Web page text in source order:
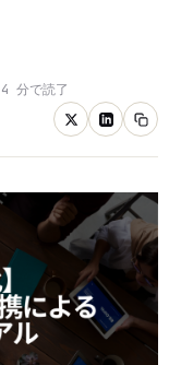
4 分で読了